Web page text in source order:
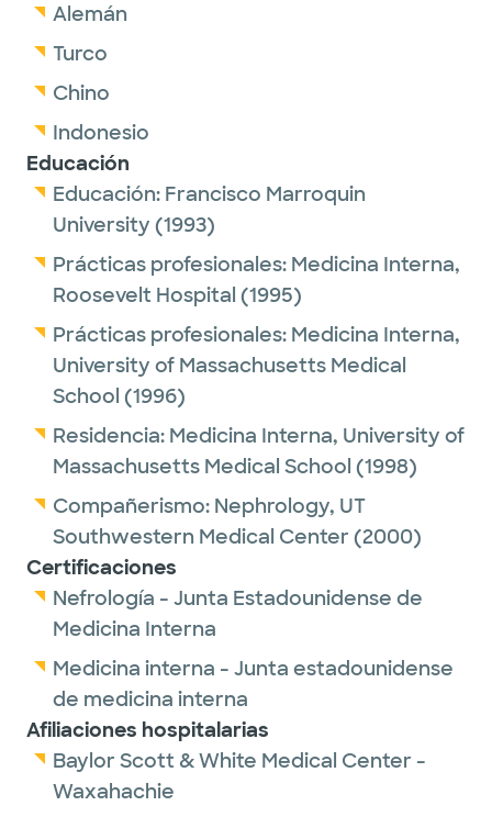
Alemán
Turco
Chino
Indonesio
Educación
Educación: Francisco Marroquin
University (1993)
Prácticas profesionales: Medicina Interna,
Roosevelt Hospital (1995)
Prácticas profesionales: Medicina Interna,
University of Massachusetts Medical
School (1996)
Residencia: Medicina Interna, University of
Massachusetts Medical School (1998)
Compañerismo: Nephrology, UT
Southwestern Medical Center (2000)
Certificaciones
Nefrología - Junta Estadounidense de
Medicina Interna
Medicina interna - Junta estadounidense
de medicina interna
Afiliaciones hospitalarias
Baylor Scott & White Medical Center -
Waxahachie